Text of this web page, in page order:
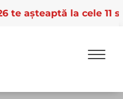
te așteaptă la cele 11